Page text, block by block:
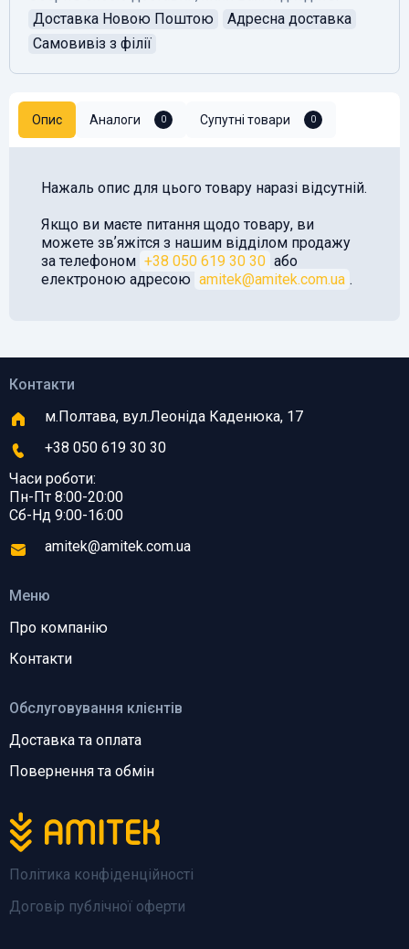
Доставка Новою Поштою
Адресна доставка
Самовивіз з філії
Опис Аналоги 0 Супутні товари 0
Нажаль опис для цього товару наразі відсутній.
Якщо ви маєте питання щодо товару, ви
можете звʼяжітся з нашим відділом продажу
за телефоном +38 050 619 30 30 або
електроною адресою amitek@amitek.com.ua .
Політика конфіденційності
Договір публічної оферти
Обслуговування клієнтів
Доставка та оплата
Повернення та обмін
Меню
Про компанію
Контакти
Контакти
м.Полтава, вул.Леоніда Каденюка, 17
+38 050 619 30 30
Часи роботи:
Пн-Пт 8:00-20:00
Сб-Нд 9:00-16:00
amitek@amitek.com.ua